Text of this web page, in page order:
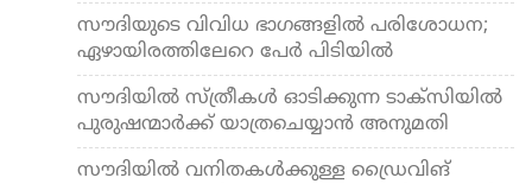
സൗദിയുടെ വിവിധ ഭാഗങ്ങളില്‍ പരിശോധന;
ഏഴായിരത്തിലേറെ പേര്‍ പിടിയില്‍
സൗദിയില്‍ സ്ത്രീകള്‍ ഓടിക്കുന്ന ടാക്‌സിയില്‍
പുരുഷന്മാര്‍ക്ക് യാത്രചെയ്യാന്‍ അനുമതി
സൗദിയില്‍ വനിതകള്‍ക്കുള്ള ഡ്രൈവിങ്